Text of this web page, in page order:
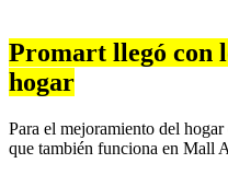
Promart llegó con
hogar
Para el mejoramiento del hogar
que también funciona en Mall